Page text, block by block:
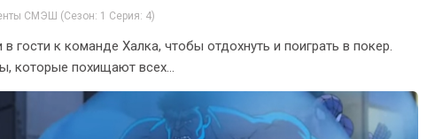
СМЭШ (Сезон: 1 Серия: 4)
гости к команде Халка, чтобы отдохнуть и поиграть в покер.
которые похищают всех...